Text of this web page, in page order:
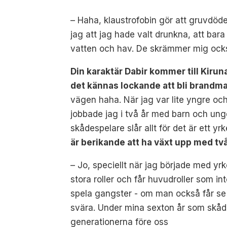
– Haha, klaustrofobin gör att
jag att jag hade valt drunkna, att
vatten och hav. De skrämmer mig
Din karaktär Dabir kommer till
det kännas lockande att bli
vägen haha. När jag var lite yngre
jobbade jag i två år med barn och
skådespelare slår allt för det är ett
är berikande att ha växt upp med
– Jo, speciellt när jag började med
stora roller och får huvudroller som
spela gangster - om man också får
svära. Under mina sexton år som
generationerna före oss